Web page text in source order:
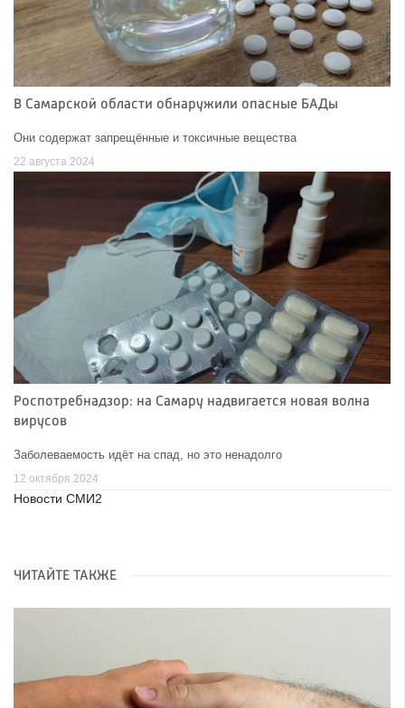
В Самарской области обнаружили опасные БАДы
Они содержат запрещённые и токсичные вещества
22 августа 2024
Роспотребнадзор: на Самару надвигается новая волна
вирусов
Заболеваемость идёт на спад, но это ненадолго
12 октября 2024
Новости СМИ2
ЧИТАЙТЕ ТАКЖЕ